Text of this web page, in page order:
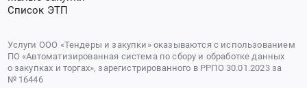
Список ЭТП
Услуги ООО «Тендеры и закупки» оказываются с использованием
ПО «Автоматизированная система по сбору и обработке данных
о закупках и торгах», зарегистрированного в РРПО 30.01.2023 за
№ 16446